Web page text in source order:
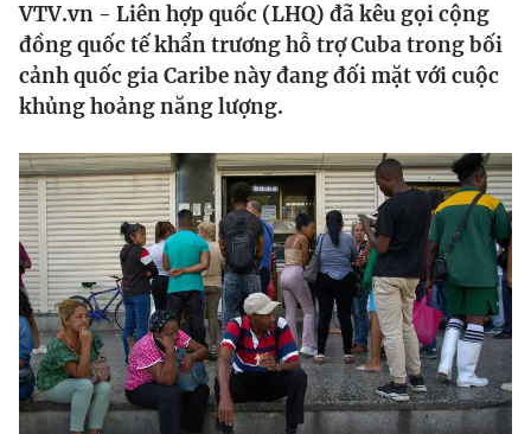
Thế giới
Tin tức
Thế giới đó đây
Câu chuyện quốc tế
Kinh tế
Thị trường
Góc doanh nghiệp
Dữ liệu và đời sống
Truyền hình
Phim VTV
Hậu trường
Nhân vật
Khán giả
Giải trí
Điện ảnh
Âm nhạc
Đời sống
Du lịch
VTV.vn - Liên hợp quốc (LHQ) đã kêu gọi cộng
đồng quốc tế khẩn trương hỗ trợ Cuba trong bối
cảnh quốc gia Caribe này đang đối mặt với cuộc
khủng hoảng năng lượng.